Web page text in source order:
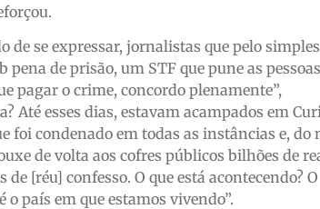
de se expressar, jornalistas que pelo
de prisão, um STF que pune as
pagar o crime, concordo plenamente”,
Até esses dias, estavam acampados em
foi condenado em todas as instâncias e, do
de volta aos cofres públicos bilhões de
[réu] confesso. O que está acontecendo? O
país em que estamos vivendo”.